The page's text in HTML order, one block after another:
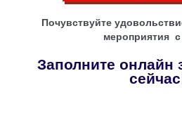
Почувствуйте
мероприятия с
Заполните онлайн